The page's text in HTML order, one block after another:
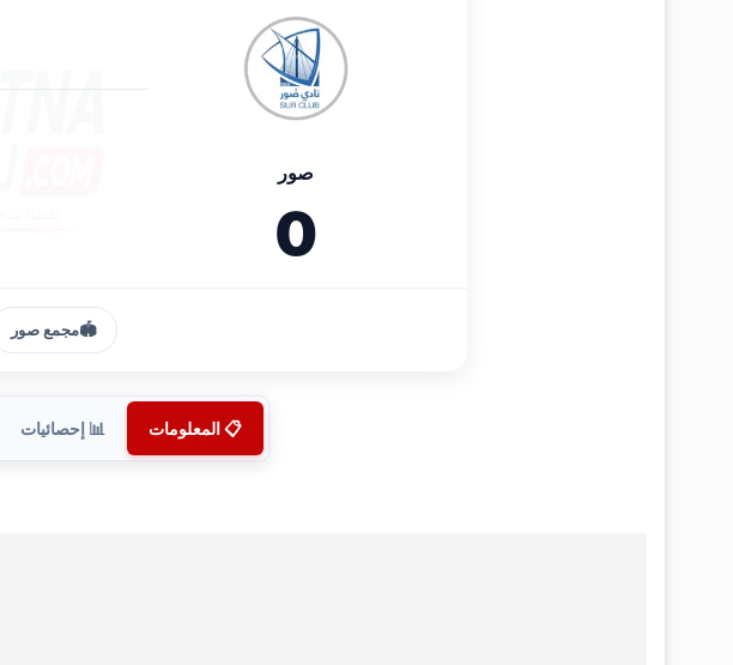
صور
0
🏟️مجمع صور
📋 المعلومات 📊 إحصائيات